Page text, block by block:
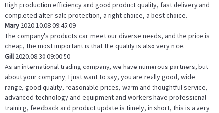
High production efficiency and good product quality, fast delivery and
completed after-sale protection, a right choice, a best choice.
Mary 2020.10.08 09:45:09
The company's products can meet our diverse needs, and the price is
cheap, the most important is that the quality is also very nice.
Gill2020.08.30 09:00:50
As an international trading company, we have numerous partners, but
about your company, I just want to say, you are really good, wide
range, good quality, reasonable prices, warm and thoughtful service,
advanced technology and equipment and workers have professional
training, feedback and product update is timely, in short, this is a very